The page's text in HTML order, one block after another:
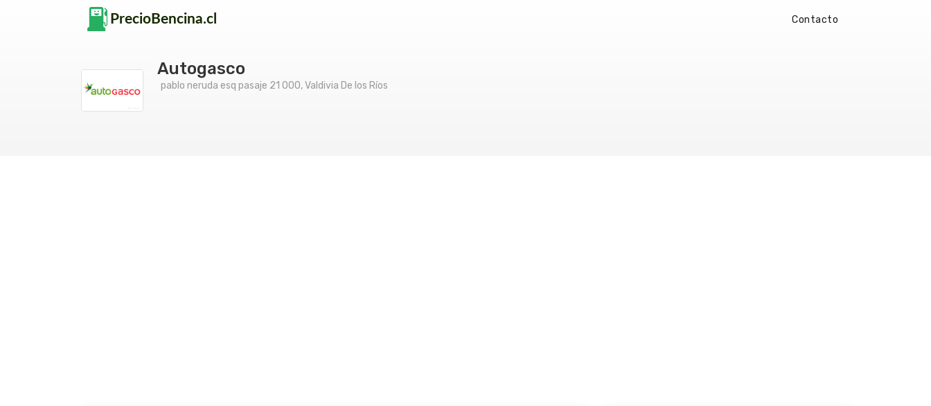
Contacto
Autogasco
pablo neruda esq pasaje 21 000, Valdivia De los Ríos